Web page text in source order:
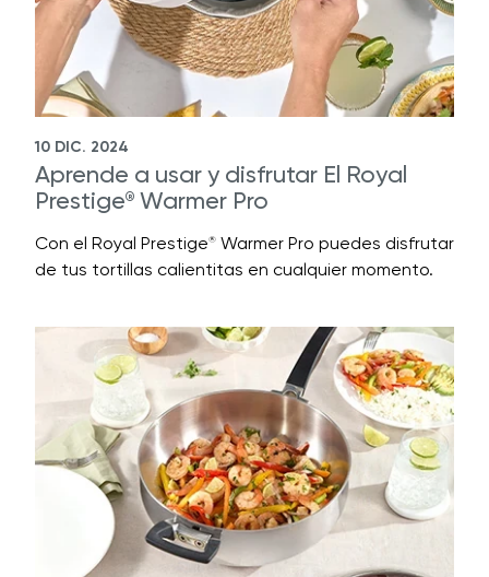
10 DIC. 2024
Aprende a usar y disfrutar El Royal
Prestige® Warmer Pro
Con el Royal Prestige® Warmer Pro puedes disfrutar
de tus tortillas calientitas en cualquier momento.